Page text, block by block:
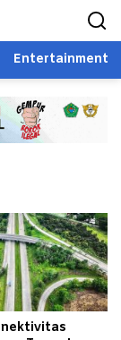
Entertainment